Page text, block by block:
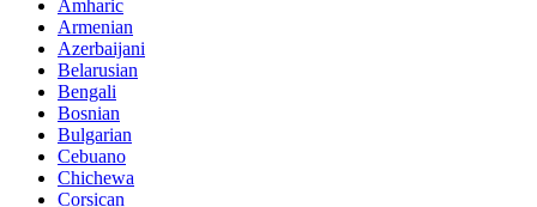
Amharic
Armenian
Azerbaijani
Belarusian
Bengali
Bosnian
Bulgarian
Cebuano
Chichewa
Corsican